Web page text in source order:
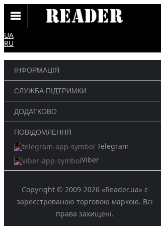
UA
RU
ІНФОРМАЦІЯ
СЛУЖБА ПІДТРИМКИ
ДОДАТКОВО
ПОВІДОМЛЕННЯ
Telegram
Viber
Copyright © 2009-2026 «Reader.ua» є
зареєстрованою торговою маркою. Всі
права захищені.